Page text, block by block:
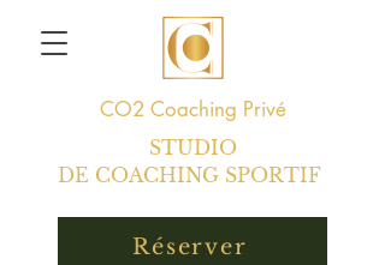
CO2 Coaching Privé
STUDIO
DE COACHING SPORTIF
Réserver